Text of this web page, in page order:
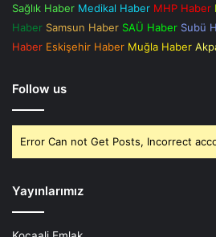
Sağlık Haber Medikal Haber MHP Haber
Haber Samsun Haber SAÜ Haber Subü
Haber Eskişehir Haber Muğla Haber
Follow us
Error Can not Get Posts, Incorrect
Yayınlarımız